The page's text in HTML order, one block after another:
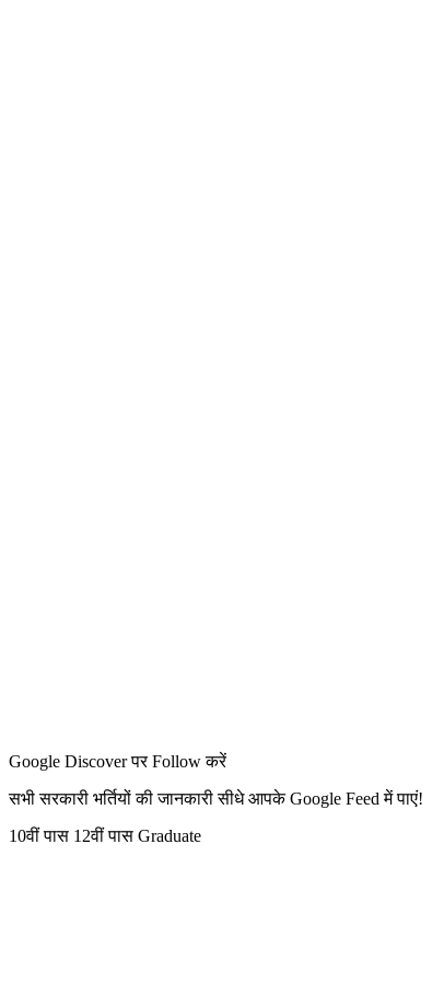
Google Discover पर Follow करें
सभी सरकारी भर्तियों की जानकारी सीधे आपके Google Feed में पाएं!
10वीं पास 12वीं पास Graduate